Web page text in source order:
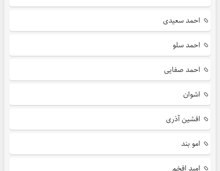
احمد سعیدی
احمد سلو
احمد صفایی
اشوان
افشین آذری
امو بند
امید افخم